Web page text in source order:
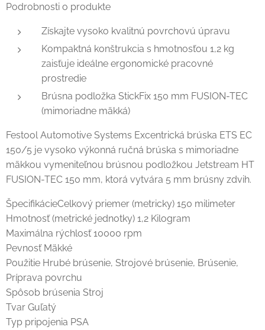
Podrobnosti o produkte
Získajte vysoko kvalitnú povrchovú úpravu
Kompaktná konštrukcia s hmotnosťou 1,2 kg
zaisťuje ideálne ergonomické pracovné
prostredie
Brúsna podložka StickFix 150 mm FUSION-TEC
(mimoriadne mäkká)
Festool Automotive Systems Excentrická brúska ETS EC
150/5 je vysoko výkonná ručná brúska s mimoriadne
mäkkou vymeniteľnou brúsnou podložkou Jetstream HT
FUSION-TEC 150 mm, ktorá vytvára 5 mm brúsny zdvih.
ŠpecifikácieCelkový priemer (metricky) 150 milimeter
Hmotnosť (metrické jednotky) 1,2 Kilogram
Maximálna rýchlosť 10000 rpm
Pevnosť Mäkké
Použitie Hrubé brúsenie, Strojové brúsenie, Brúsenie,
Príprava povrchu
Spôsob brúsenia Stroj
Tvar Guľatý
Typ pripojenia PSA